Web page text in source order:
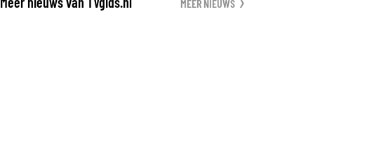
MEER NIEUWS